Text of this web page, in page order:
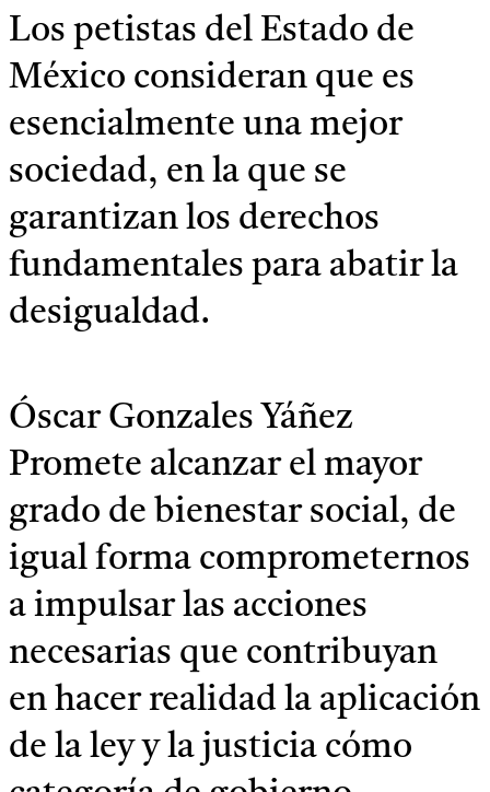
Los petistas del Estado de
México consideran que es
esencialmente una mejor
sociedad, en la que se
garantizan los derechos
fundamentales para abatir la
desigualdad.
Óscar Gonzales Yáñez
Promete alcanzar el mayor
grado de bienestar social, de
igual forma comprometernos
a impulsar las acciones
necesarias que contribuyan
en hacer realidad la aplicación
de la ley y la justicia cómo